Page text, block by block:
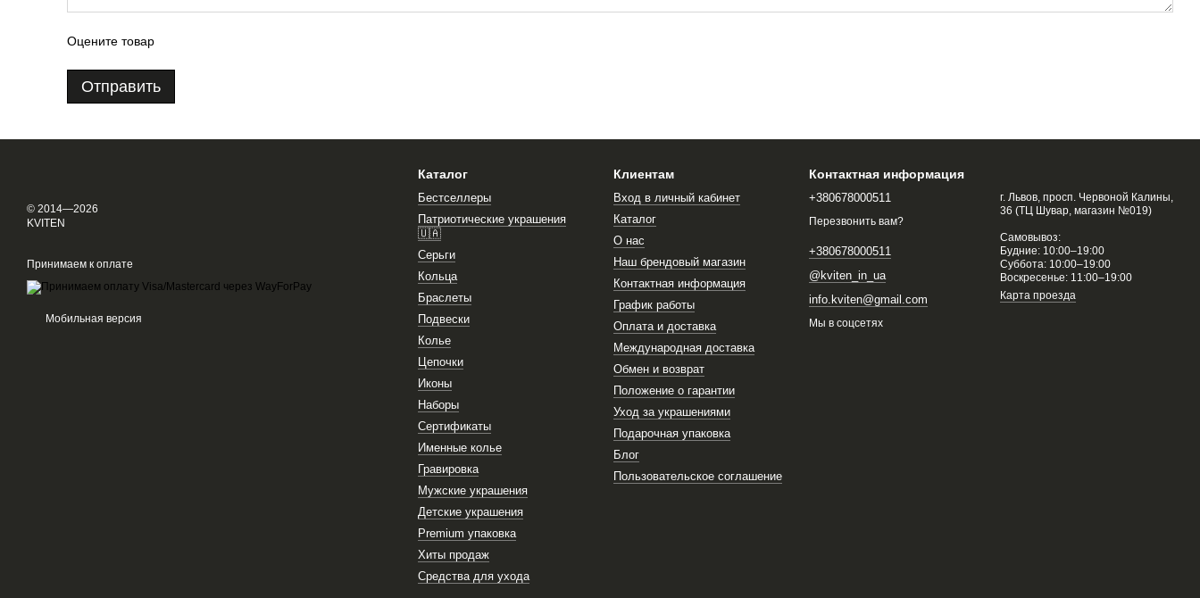
Оцените товар
Отправить
© 2014—2026
KVITEN
Принимаем к оплате
Мобильная версия
Каталог
Бестселлеры
Патриотические украшения
🇺🇦
Серьги
Кольца
Браслеты
Подвески
Колье
Цепочки
Иконы
Наборы
Сертификаты
Именные колье
Гравировка
Мужские украшения
Детские украшения
Premium упаковка
Хиты продаж
Средства для ухода
Клиентам
Вход в личный кабинет
Каталог
О нас
Наш брендовый магазин
Контактная информация
График работы
Оплата и доставка
Международная доставка
Обмен и возврат
Положение о гарантии
Уход за украшениями
Подарочная упаковка
Блог
Пользовательское соглашение
Контактная информация
+380678000511
Перезвонить вам?
+380678000511
@kviten_in_ua
info.kviten@gmail.com
г. Львов, просп. Червоной Калины,
36 (ТЦ Шувар, магазин №019)
Самовывоз:
Будние: 10:00–19:00
Суббота: 10:00–19:00
Воскресенье: 11:00–19:00
Карта проезда
Мы в соцсетях